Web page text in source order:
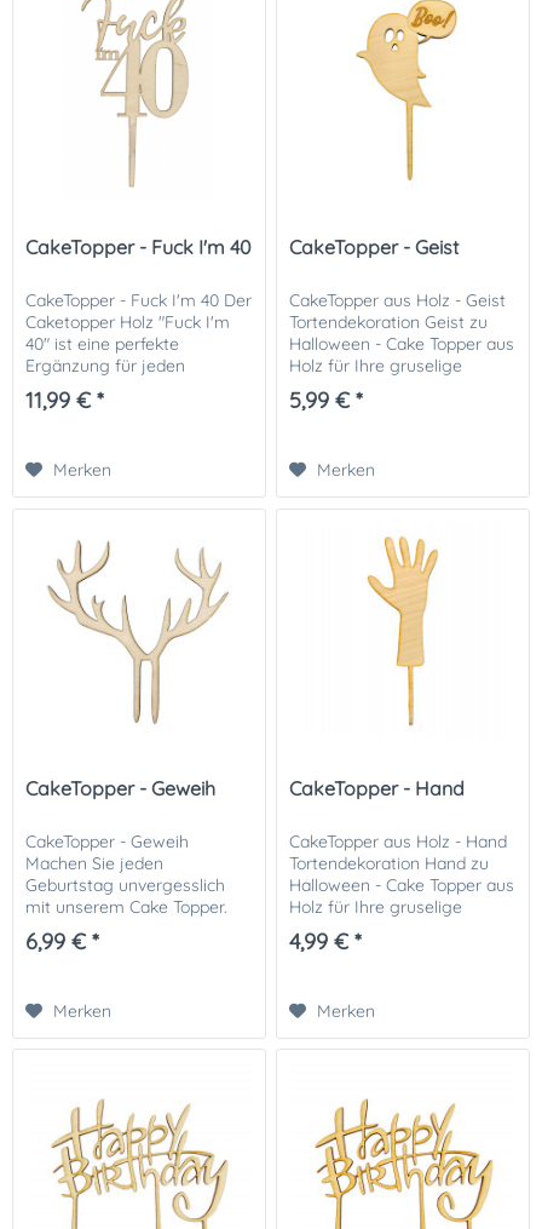
CakeTopper - Fuck I'm 40
CakeTopper - Fuck I'm 40 Der
Caketopper Holz "Fuck I'm
40" ist eine perfekte
Ergänzung für jeden
Geburtstagskuchen. Das
handgefertigte und robuste
hergestellt, und...
11,99 € *
Merken
CakeTopper - Geist
CakeTopper aus Holz - Geist
Tortendekoration Geist zu
Halloween - Cake Topper aus
Holz für Ihre gruselige
Halloween-Torte. Ergänzen
Sie diesen CakeTopper mit
5,99 € *
Merken
CakeTopper - Geweih
CakeTopper - Geweih
Machen Sie jeden
Geburtstag unvergesslich
mit unserem Cake Topper.
Der Kuchenaufsatz in Form
eines Geweihs macht jede
6,99 € *
Merken
CakeTopper - Hand
CakeTopper aus Holz - Hand
Tortendekoration Hand zu
Halloween - Cake Topper aus
Holz für Ihre gruselige
Halloween-Torte. Ergänzen
Sie diesen CakeTopper mit
4,99 € *
Merken